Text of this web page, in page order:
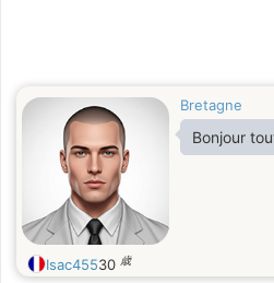
Bretagne
Bonjour
Isac45530 歳